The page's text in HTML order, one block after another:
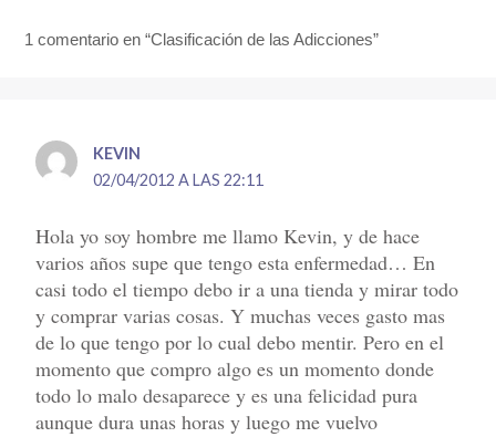
1 comentario en “Clasificación de las Adicciones”
KEVIN
02/04/2012 A LAS 22:11
Hola yo soy hombre me llamo Kevin, y de hace
varios años supe que tengo esta enfermedad… En
casi todo el tiempo debo ir a una tienda y mirar todo
y comprar varias cosas. Y muchas veces gasto mas
de lo que tengo por lo cual debo mentir. Pero en el
momento que compro algo es un momento donde
todo lo malo desaparece y es una felicidad pura
aunque dura unas horas y luego me vuelvo